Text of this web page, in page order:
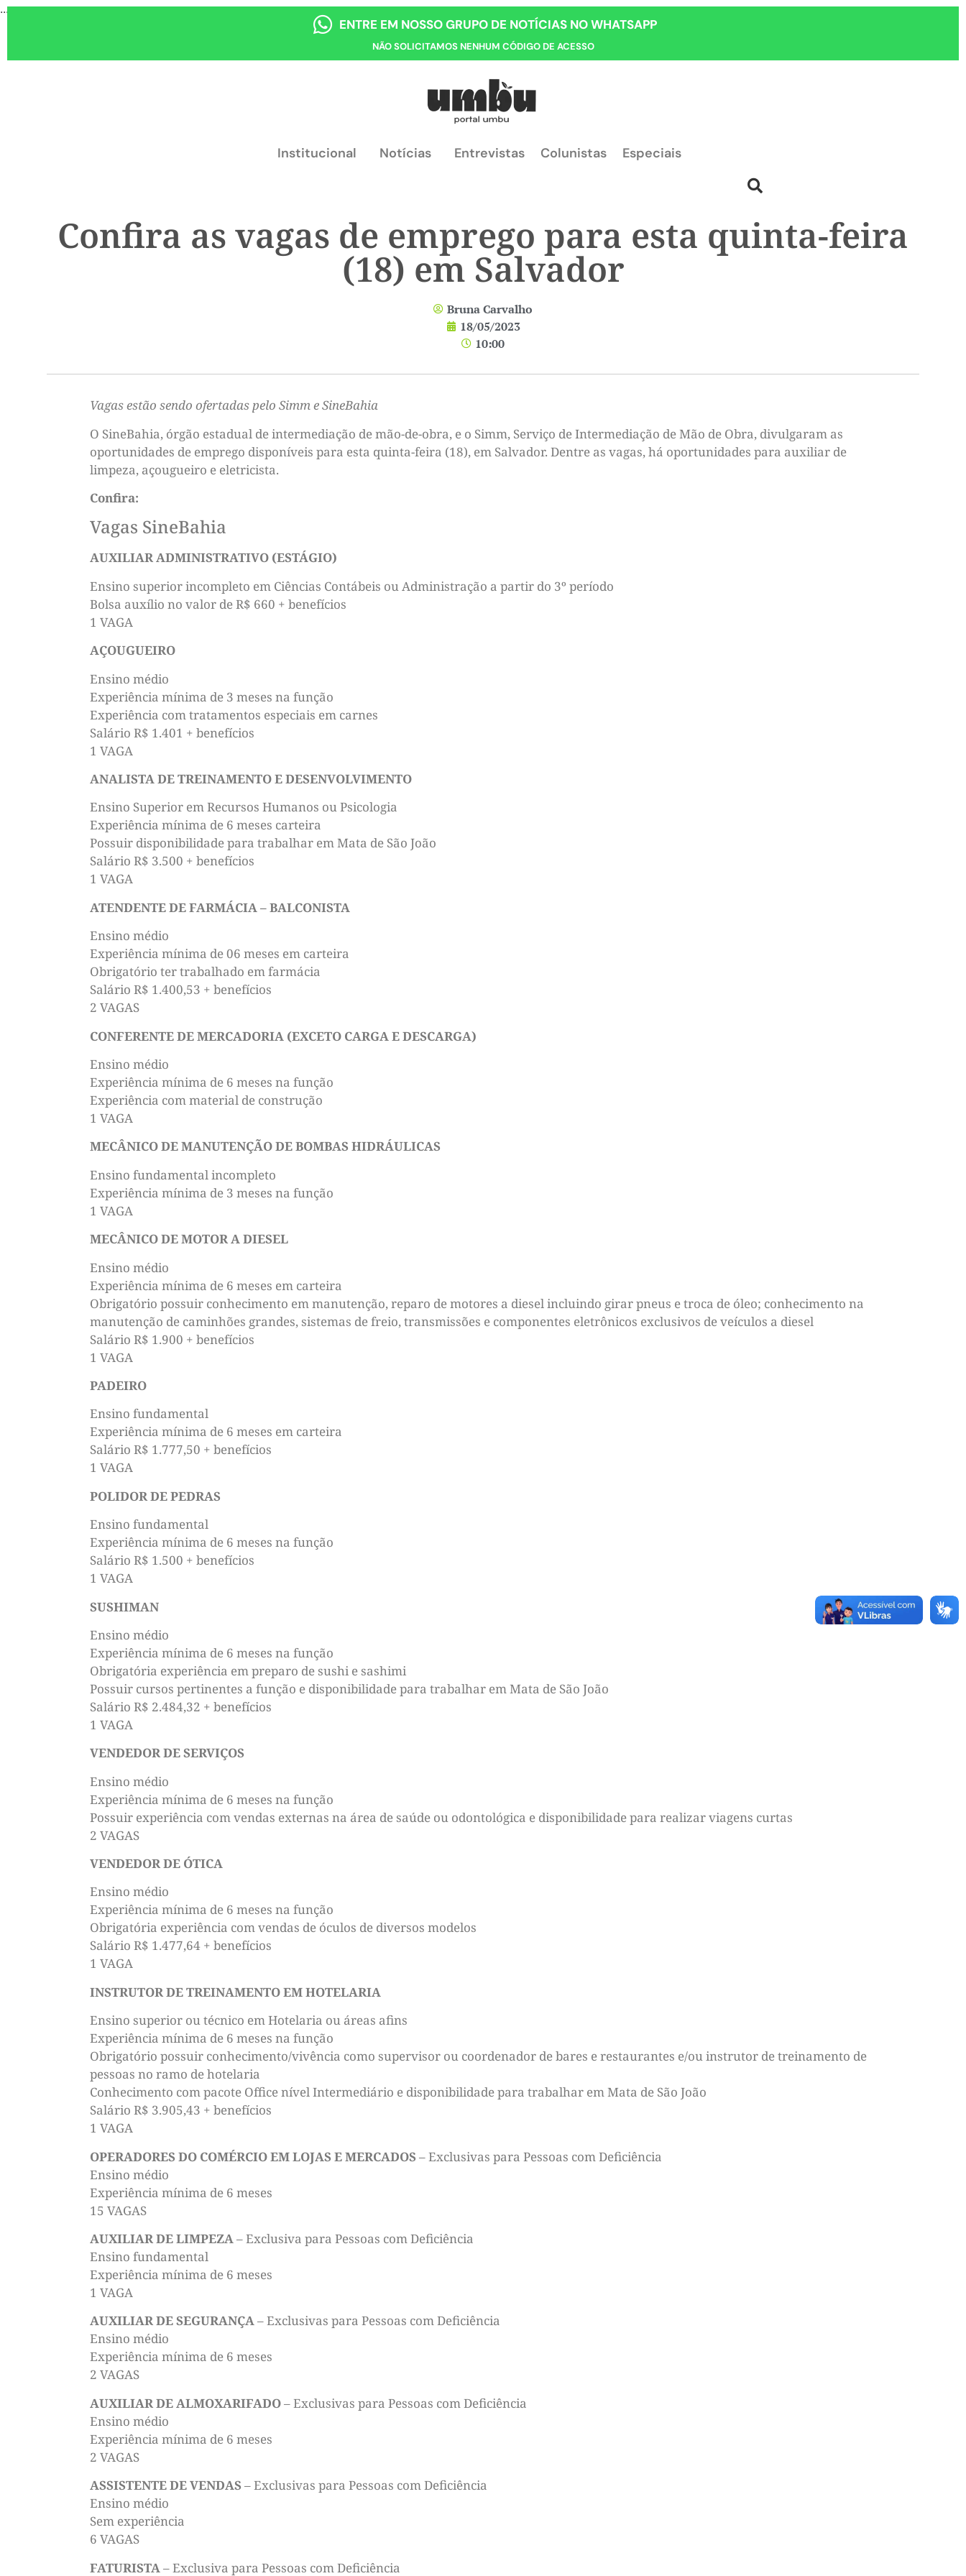
...
ENTRE EM NOSSO GRUPO DE NOTÍCIAS NO WHATSAPP
NÃO SOLICITAMOS NENHUM CÓDIGO DE ACESSO
Institucional Notícias Entrevistas Colunistas Especiais
Confira as vagas de emprego para esta quinta-feira
(18) em Salvador
Bruna Carvalho
18/05/2023
10:00
Vagas estão sendo ofertadas pelo Simm e SineBahia
O SineBahia, órgão estadual de intermediação de mão-de-obra, e o Simm, Serviço de Intermediação de Mão de Obra, divulgaram as
oportunidades de emprego disponíveis para esta quinta-feira (18), em Salvador. Dentre as vagas, há oportunidades para auxiliar de
limpeza, açougueiro e eletricista.
Confira:
Vagas SineBahia
AUXILIAR ADMINISTRATIVO (ESTÁGIO)
Ensino superior incompleto em Ciências Contábeis ou Administração a partir do 3º período
Bolsa auxílio no valor de R$ 660 + benefícios
1 VAGA
AÇOUGUEIRO
Ensino médio
Experiência mínima de 3 meses na função
Experiência com tratamentos especiais em carnes
Salário R$ 1.401 + benefícios
1 VAGA
ANALISTA DE TREINAMENTO E DESENVOLVIMENTO
Ensino Superior em Recursos Humanos ou Psicologia
Experiência mínima de 6 meses carteira
Possuir disponibilidade para trabalhar em Mata de São João
Salário R$ 3.500 + benefícios
1 VAGA
ATENDENTE DE FARMÁCIA – BALCONISTA
Ensino médio
Experiência mínima de 06 meses em carteira
Obrigatório ter trabalhado em farmácia
Salário R$ 1.400,53 + benefícios
2 VAGAS
CONFERENTE DE MERCADORIA (EXCETO CARGA E DESCARGA)
Ensino médio
Experiência mínima de 6 meses na função
Experiência com material de construção
1 VAGA
MECÂNICO DE MANUTENÇÃO DE BOMBAS HIDRÁULICAS
Ensino fundamental incompleto
Experiência mínima de 3 meses na função
1 VAGA
MECÂNICO DE MOTOR A DIESEL
Ensino médio
Experiência mínima de 6 meses em carteira
Obrigatório possuir conhecimento em manutenção, reparo de motores a diesel incluindo girar pneus e troca de óleo; conhecimento na
manutenção de caminhões grandes, sistemas de freio, transmissões e componentes eletrônicos exclusivos de veículos a diesel
Salário R$ 1.900 + benefícios
1 VAGA
PADEIRO
Ensino fundamental
Experiência mínima de 6 meses em carteira
Salário R$ 1.777,50 + benefícios
1 VAGA
POLIDOR DE PEDRAS
Ensino fundamental
Experiência mínima de 6 meses na função
Salário R$ 1.500 + benefícios
1 VAGA
SUSHIMAN
Ensino médio
Experiência mínima de 6 meses na função
Obrigatória experiência em preparo de sushi e sashimi
Possuir cursos pertinentes a função e disponibilidade para trabalhar em Mata de São João
Salário R$ 2.484,32 + benefícios
1 VAGA
VENDEDOR DE SERVIÇOS
Ensino médio
Experiência mínima de 6 meses na função
Possuir experiência com vendas externas na área de saúde ou odontológica e disponibilidade para realizar viagens curtas
2 VAGAS
VENDEDOR DE ÓTICA
Ensino médio
Experiência mínima de 6 meses na função
Obrigatória experiência com vendas de óculos de diversos modelos
Salário R$ 1.477,64 + benefícios
1 VAGA
INSTRUTOR DE TREINAMENTO EM HOTELARIA
Ensino superior ou técnico em Hotelaria ou áreas afins
Experiência mínima de 6 meses na função
Obrigatório possuir conhecimento/vivência como supervisor ou coordenador de bares e restaurantes e/ou instrutor de treinamento de
pessoas no ramo de hotelaria
Conhecimento com pacote Office nível Intermediário e disponibilidade para trabalhar em Mata de São João
Salário R$ 3.905,43 + benefícios
1 VAGA
OPERADORES DO COMÉRCIO EM LOJAS E MERCADOS – Exclusivas para Pessoas com Deficiência
Ensino médio
Experiência mínima de 6 meses
15 VAGAS
AUXILIAR DE LIMPEZA– Exclusiva para Pessoas com Deficiência
Ensino fundamental
Experiência mínima de 6 meses
1 VAGA
AUXILIAR DE SEGURANÇA– Exclusivas para Pessoas com Deficiência
Ensino médio
Experiência mínima de 6 meses
2 VAGAS
AUXILIAR DE ALMOXARIFADO– Exclusivas para Pessoas com Deficiência
Ensino médio
Experiência mínima de 6 meses
2 VAGAS
ASSISTENTE DE VENDAS – Exclusivas para Pessoas com Deficiência
Ensino médio
Sem experiência
6 VAGAS
FATURISTA – Exclusiva para Pessoas com Deficiência